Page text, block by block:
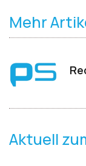
Mehr
Aktuell